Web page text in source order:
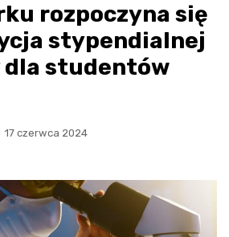
rozpoczyna się
stypendialnej
studentów
17 czerwca 2024